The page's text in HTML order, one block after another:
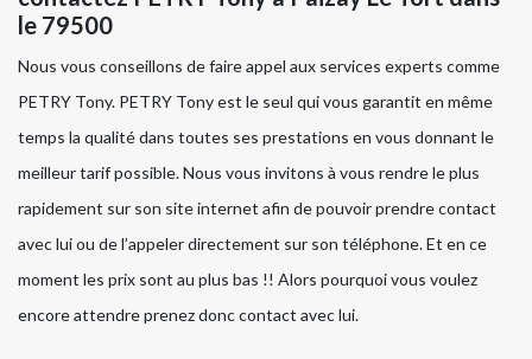
le 79500
Nous vous conseillons de faire appel aux services experts comme
PETRY Tony. PETRY Tony est le seul qui vous garantit en même
temps la qualité dans toutes ses prestations en vous donnant le
meilleur tarif possible. Nous vous invitons à vous rendre le plus
rapidement sur son site internet afin de pouvoir prendre contact
avec lui ou de l’appeler directement sur son téléphone. Et en ce
moment les prix sont au plus bas !! Alors pourquoi vous voulez
encore attendre prenez donc contact avec lui.